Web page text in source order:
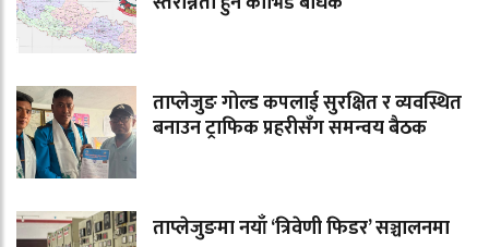
ताप्लेजुङ गोल्ड कपलाई सुरक्षित र व्यवस्थित
बनाउन ट्राफिक प्रहरीसँग समन्वय बैठक
ताप्लेजुङमा नयाँ ‘त्रिवेणी फिडर’ सञ्चालनमा